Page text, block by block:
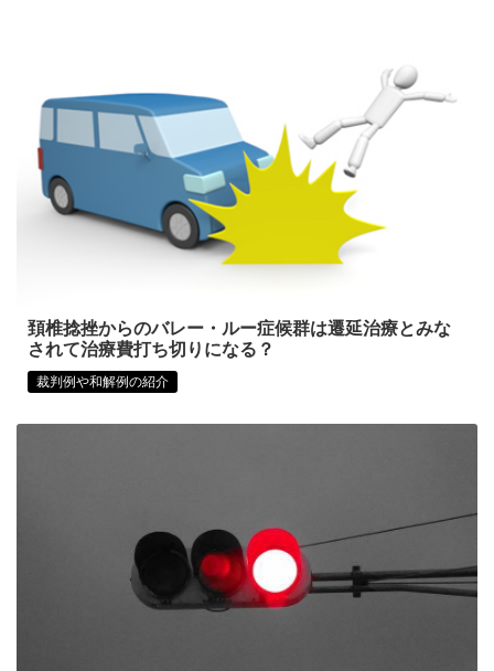
頚椎捻挫からのバレー・ルー症候群は遷延治療とみな
されて治療費打ち切りになる？
裁判例や和解例の紹介